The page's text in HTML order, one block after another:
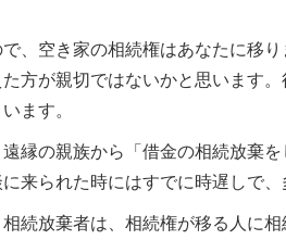
、空き家の相続権はあなたに移
方が親切ではないかと思います
ます。
縁の親族から「借金の相続放棄
来られた時にはすでに時遅しで
続放棄者は、相続権が移る人に